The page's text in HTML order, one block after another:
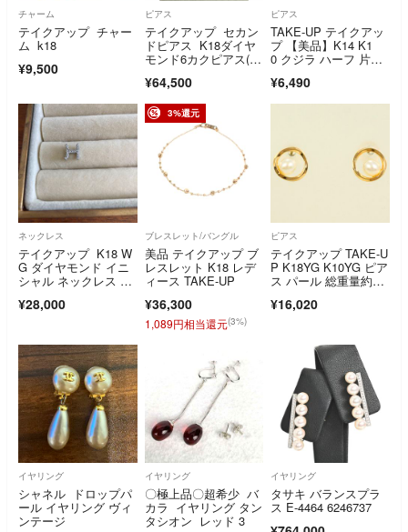
チャーム
テイクアップ チャー
ム k18
¥9,500
ピアス
テイクアップ セカン
ドピアス K18ダイヤ
モンド6カクピアス( Y
¥64,500
ピアス
TAKE-UP テイクアッ
プ 【美品】K14 K1
0 クジラ ハーフ 片
¥6,490
ネックレス
テイクアップ K18 W
G ダイヤモンド イニ
シャル ネックレス チ
¥28,000
3%還元
ブレスレット/バングル
美品 テイクアップ ブ
レスレット K18 レデ
ィース TAKE-UP
¥36,300
1,089円相当還元(3%)
ピアス
テイクアップ TAKE-U
P K18YG K10YG ピア
ス パール 総重量約0.5
料 新品同様 【中
¥16,020
イヤリング
シャネル ドロップパ
ール イヤリング ヴィ
ンテージ
イヤリング
〇極上品〇超希少 バ
カラ イヤリング タン
タシオン レッド 3
イヤリング
タサキ バランスプラ
ス E-4464 6246737